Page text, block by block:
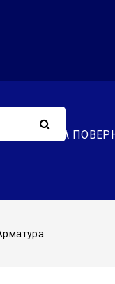
ОБМІН ТА